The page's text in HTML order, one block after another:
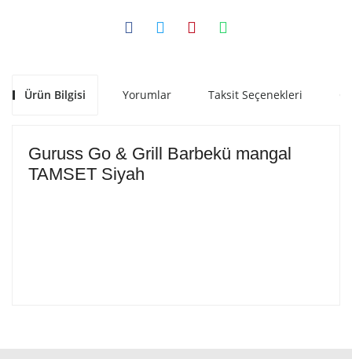
Ürün Bilgisi Yorumlar Taksit Seçenekleri
Guruss Go & Grill Barbekü mangal
TAMSET Siyah